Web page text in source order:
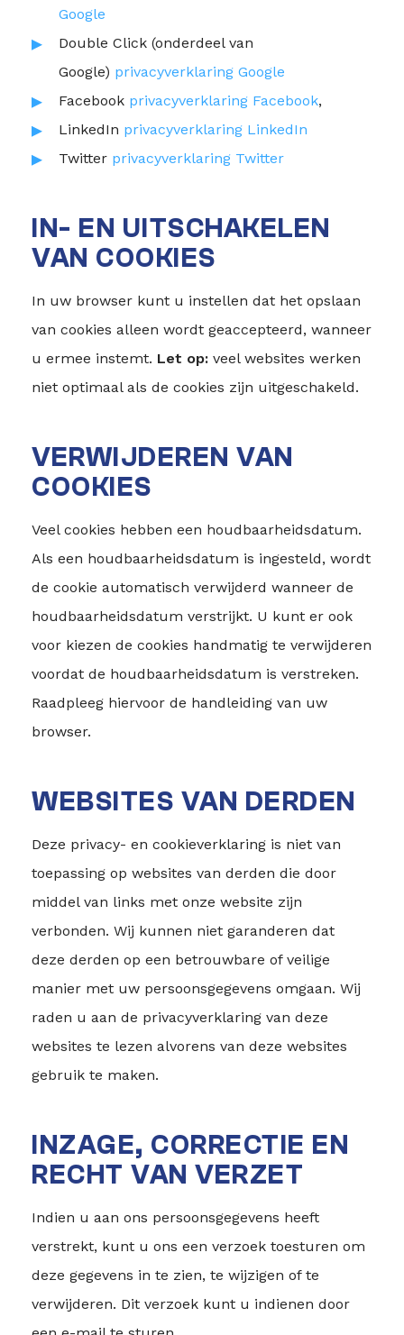
Google
Double Click (onderdeel van
Google) privacyverklaring Google
Facebook privacyverklaring Facebook,
LinkedIn privacyverklaring LinkedIn
Twitter privacyverklaring Twitter
IN- EN UITSCHAKELEN
VAN COOKIES
In uw browser kunt u instellen dat het opslaan
van cookies alleen wordt geaccepteerd, wanneer
u ermee instemt. Let op: veel websites werken
niet optimaal als de cookies zijn uitgeschakeld.
VERWIJDEREN VAN
COOKIES
Veel cookies hebben een houdbaarheidsdatum.
Als een houdbaarheidsdatum is ingesteld, wordt
de cookie automatisch verwijderd wanneer de
houdbaarheidsdatum verstrijkt. U kunt er ook
voor kiezen de cookies handmatig te verwijderen
voordat de houdbaarheidsdatum is verstreken.
Raadpleeg hiervoor de handleiding van uw
browser.
WEBSITES VAN DERDEN
Deze privacy- en cookieverklaring is niet van
toepassing op websites van derden die door
middel van links met onze website zijn
verbonden. Wij kunnen niet garanderen dat
deze derden op een betrouwbare of veilige
manier met uw persoonsgegevens omgaan. Wij
raden u aan de privacyverklaring van deze
websites te lezen alvorens van deze websites
gebruik te maken.
INZAGE, CORRECTIE EN
RECHT VAN VERZET
Indien u aan ons persoonsgegevens heeft
verstrekt, kunt u ons een verzoek toesturen om
deze gegevens in te zien, te wijzigen of te
verwijderen. Dit verzoek kunt u indienen door